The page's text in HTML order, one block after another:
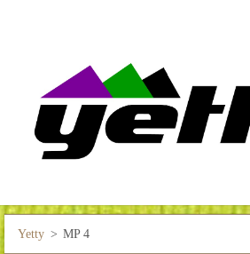
Yetty > MP 4